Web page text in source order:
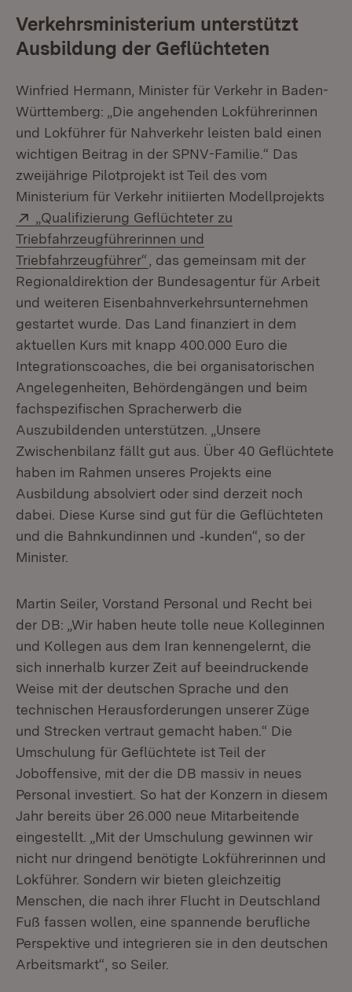
Verkehrsministerium unterstützt
Ausbildung der Geflüchteten
Winfried Hermann, Minister für Verkehr in Baden-
Württemberg: „Die angehenden Lokführerinnen
und Lokführer für Nahverkehr leisten bald einen
wichtigen Beitrag in der SPNV-Familie.“ Das
zweijährige Pilotprojekt ist Teil des vom
Ministerium für Verkehr initiierten Modellprojekts
Extern:
„Qualifizierung Geflüchteter zu
Triebfahrzeugführerinnen und
Triebfahrzeugführer“ (Öffnet in neuem Fenster)
, das gemeinsam mit der
Regionaldirektion der Bundesagentur für Arbeit
und weiteren Eisenbahnverkehrsunternehmen
gestartet wurde. Das Land finanziert in dem
aktuellen Kurs mit knapp 400.000 Euro die
Integrationscoaches, die bei organisatorischen
Angelegenheiten, Behördengängen und beim
fachspezifischen Spracherwerb die
Auszubildenden unterstützen. „Unsere
Zwischenbilanz fällt gut aus. Über 40 Geflüchtete
haben im Rahmen unseres Projekts eine
Ausbildung absolviert oder sind derzeit noch
dabei. Diese Kurse sind gut für die Geflüchteten
und die Bahnkundinnen und ‑kunden“, so der
Minister.
Martin Seiler, Vorstand Personal und Recht bei
der DB: „Wir haben heute tolle neue Kolleginnen
und Kollegen aus dem Iran kennengelernt, die
sich innerhalb kurzer Zeit auf beeindruckende
Weise mit der deutschen Sprache und den
technischen Herausforderungen unserer Züge
und Strecken vertraut gemacht haben.“ Die
Umschulung für Geflüchtete ist Teil der
Joboffensive, mit der die DB massiv in neues
Personal investiert. So hat der Konzern in diesem
Jahr bereits über 26.000 neue Mitarbeitende
eingestellt. „Mit der Umschulung gewinnen wir
nicht nur dringend benötigte Lokführerinnen und
Lokführer. Sondern wir bieten gleichzeitig
Menschen, die nach ihrer Flucht in Deutschland
Fuß fassen wollen, eine spannende berufliche
Perspektive und integrieren sie in den deutschen
Arbeitsmarkt“, so Seiler.